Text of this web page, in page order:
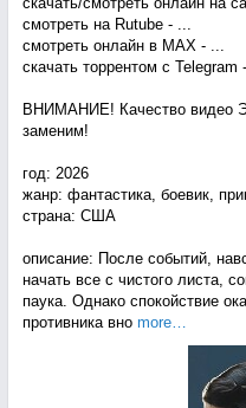
смотреть на Rutube - ...
смотреть онлайн в MAX - ...
скачать торрентом с Telegram
ВНИМАНИЕ! Качество видео
заменим!
год: 2026
жанр: фантастика, боевик,
страна: США
описание: После событий,
начать все с чистого листа,
паука. Однако спокойствие
противника вно more…